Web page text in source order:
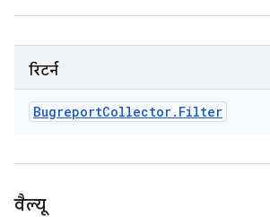
रिटर्न
BugreportCollector. Filter
वैल्यू